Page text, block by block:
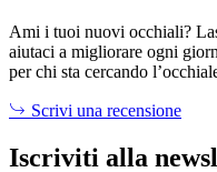
Ami i tuoi nuovi occhiali?
aiutaci a migliorare ogni
per chi sta cercando
Scrivi una recensione
Iscriviti alla